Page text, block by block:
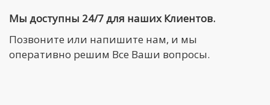
Мы доступны 24/7 для наших Клиентов.
Позвоните или напишите нам, и мы
оперативно решим Все Ваши вопросы.